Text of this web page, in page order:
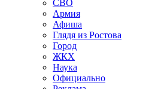
СВО
Армия
Афиша
Глядя из Ростова
Город
ЖКХ
Наука
Официально